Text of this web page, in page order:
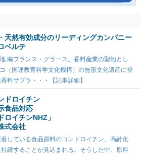
天然有効成分のリーディングカンパニー
ベルテ
南フランス・グラース。香料産業の聖地とし
（国連教育科学文化機構）の無形文化遺産に登
料サプラ・・・【記事詳細】
ドロイチン
食品対応
ロイチンNHZ」
式会社
している食品原料のコンドロイチン。高齢化
続することが見込まれる。そうした中、原料